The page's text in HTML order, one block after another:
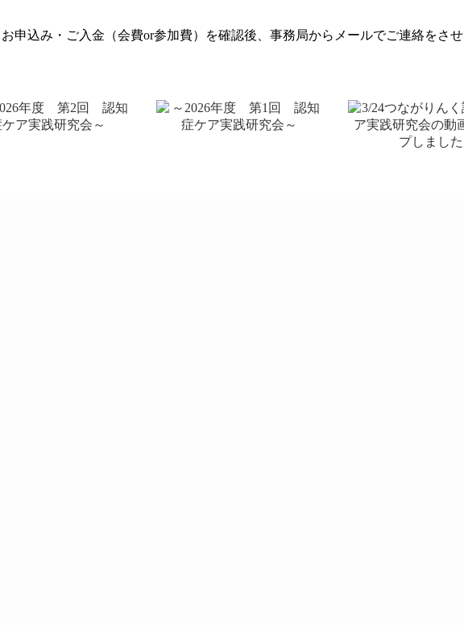
申込み・ご入金（会費or参加費）を確認後、事務局からメールでご連絡をさせ